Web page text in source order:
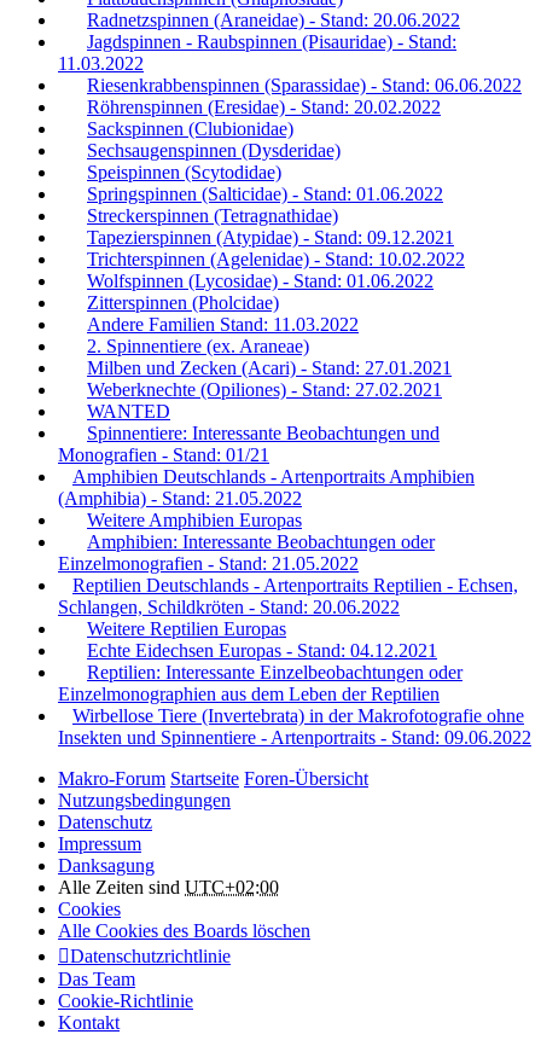
Radnetzspinnen (Araneidae) - Stand: 20.06.2022
Jagdspinnen - Raubspinnen (Pisauridae) - Stand:
11.03.2022
Riesenkrabbenspinnen (Sparassidae) - Stand: 06.06.2022
Röhrenspinnen (Eresidae) - Stand: 20.02.2022
Sackspinnen (Clubionidae)
Sechsaugenspinnen (Dysderidae)
Speispinnen (Scytodidae)
Springspinnen (Salticidae) - Stand: 01.06.2022
Streckerspinnen (Tetragnathidae)
Tapezierspinnen (Atypidae) - Stand: 09.12.2021
Trichterspinnen (Agelenidae) - Stand: 10.02.2022
Wolfspinnen (Lycosidae) - Stand: 01.06.2022
Zitterspinnen (Pholcidae)
Andere Familien Stand: 11.03.2022
2. Spinnentiere (ex. Araneae)
Milben und Zecken (Acari) - Stand: 27.01.2021
Weberknechte (Opiliones) - Stand: 27.02.2021
WANTED
Spinnentiere: Interessante Beobachtungen und
Monografien - Stand: 01/21
Amphibien Deutschlands - Artenportraits Amphibien
(Amphibia) - Stand: 21.05.2022
Weitere Amphibien Europas
Amphibien: Interessante Beobachtungen oder
Einzelmonografien - Stand: 21.05.2022
Reptilien Deutschlands - Artenportraits Reptilien - Echsen,
Schlangen, Schildkröten - Stand: 20.06.2022
Weitere Reptilien Europas
Echte Eidechsen Europas - Stand: 04.12.2021
Reptilien: Interessante Einzelbeobachtungen oder
Einzelmonographien aus dem Leben der Reptilien
Wirbellose Tiere (Invertebrata) in der Makrofotografie ohne
Insekten und Spinnentiere - Artenportraits - Stand: 09.06.2022
Makro-Forum Startseite Foren-Übersicht
Nutzungsbedingungen
Datenschutz
Impressum
Danksagung
Alle Zeiten sind UTC+02:00
Cookies
Alle Cookies des Boards löschen
Datenschutzrichtlinie
Das Team
Cookie-Richtlinie
Kontakt